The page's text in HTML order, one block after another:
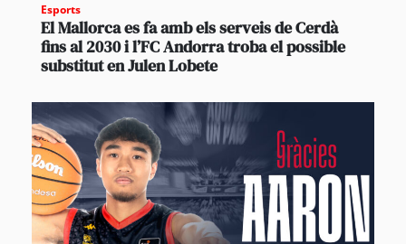
Esports
El Mallorca es fa amb els serveis de Cerdà
fins al 2030 i l’FC Andorra troba el possible
substitut en Julen Lobete